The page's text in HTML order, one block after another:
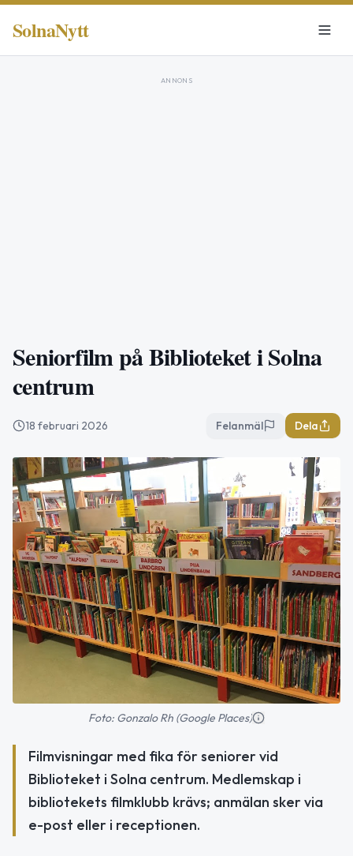
SolnaNytt
ANNONS
Seniorfilm på Biblioteket i Solna
centrum
18 februari 2026 Felanmäl Dela
Foto: Gonzalo Rh (Google Places)
Filmvisningar med fika för seniorer vid
Biblioteket i Solna centrum. Medlemskap i
bibliotekets filmklubb krävs; anmälan sker via
e-post eller i receptionen.